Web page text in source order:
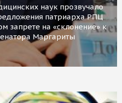
наук прозвучало
патриарха РПЦ
запрете на «склонение» к
Маргариты